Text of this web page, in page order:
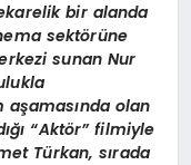
bir alanda
sektörüne
sunan Nur
aşamasında olan
“Aktör” filmiyle
Türkan, sırada